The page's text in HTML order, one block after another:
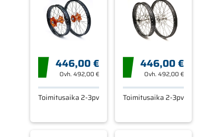
446,00 €
Ovh. 492,00 €
Toimitusaika 2-3pv
446,00 €
Ovh.492,00 €
Toimitusaika 2-3pv